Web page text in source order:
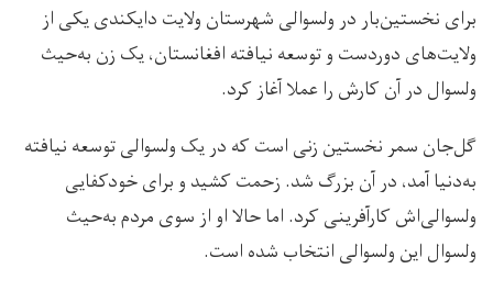
برای نخستین‌بار در ولسوالی شهرستان ولایت دایکندی یکی از
ولایت‌های دوردست و توسعه‌ نیافته افغانستان، یک زن به‌حیث
ولسوال در آن کارش را عملا آغاز کرد.
گل‌جان سمر نخستین زنی است که در یک ولسوالی توسعه نیافته
به‌دنیا آمد، در آن بزرگ شد. زحمت کشید و برای خودکفایی
ولسوالی‌اش کارآفرینی کرد. اما حالا او از سوی مردم به‌حیث
ولسوال این ولسوالی انتخاب شده است.